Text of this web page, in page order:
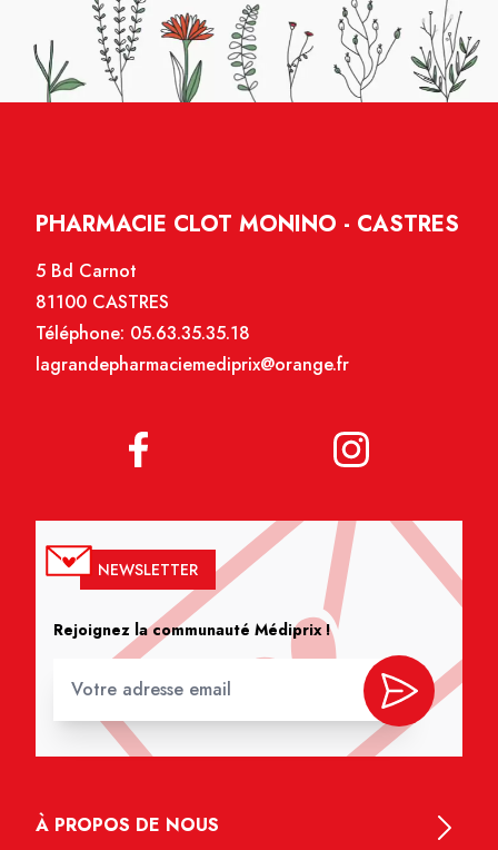
PHARMACIE CLOT MONINO - CASTRES
5 Bd Carnot
81100 CASTRES
Téléphone: 05.63.35.35.18
lagrandepharmaciemediprix@orange.fr
NEWSLETTER
Rejoignez la communauté Médiprix !
À PROPOS DE NOUS